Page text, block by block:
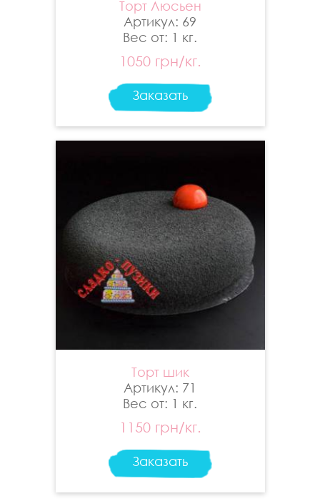
Торт Люсьен
Артикул: 69
Вес от: 1 кг.
1050 грн/кг.
Заказать
Торт шик
Артикул: 71
Вес от: 1 кг.
1150 грн/кг.
Заказать